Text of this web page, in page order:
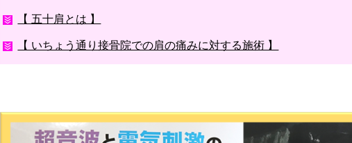
【 五十肩とは 】
【 いちょう通り接骨院での肩の痛みに対する施術 】